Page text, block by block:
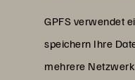
GPFS verwendet
speichern Ihre
mehrere